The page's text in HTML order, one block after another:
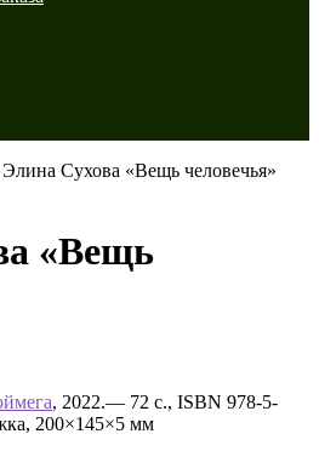
Элина Сухова «Вещь человечья»
«Вещь
, 2022.— 72 с., ISBN 978-5-
200×145×5 мм